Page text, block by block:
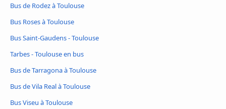
Bus de Rodez à Toulouse
Bus Roses à Toulouse
Bus Saint-Gaudens - Toulouse
Tarbes - Toulouse en bus
Bus de Tarragona à Toulouse
Bus de Vila Real à Toulouse
Bus Viseu à Toulouse